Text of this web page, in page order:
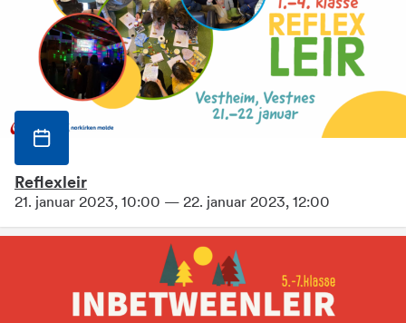
Reflexleir
21. januar 2023, 10:00 — 22. januar 2023, 12:00